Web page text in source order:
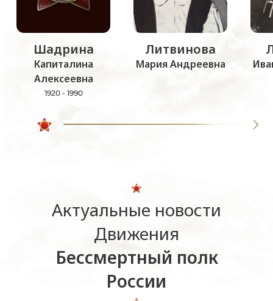
Шадрина
Капиталина
Алексеевна
1920 - 1990
Литвинова
Мария Андреевна
Актуальные новости
Движения
Бессмертный полк
России